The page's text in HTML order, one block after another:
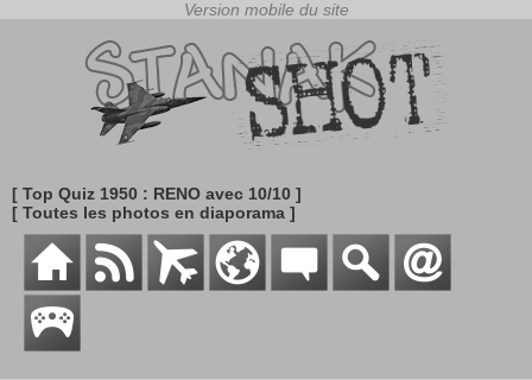
[ Top Quiz 1950 : RENO avec 10/10 ]
[ Toutes les photos en diaporama ]